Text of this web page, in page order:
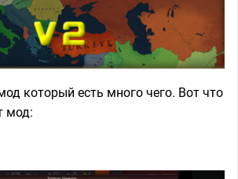
который есть много чего. Вот что
мод: